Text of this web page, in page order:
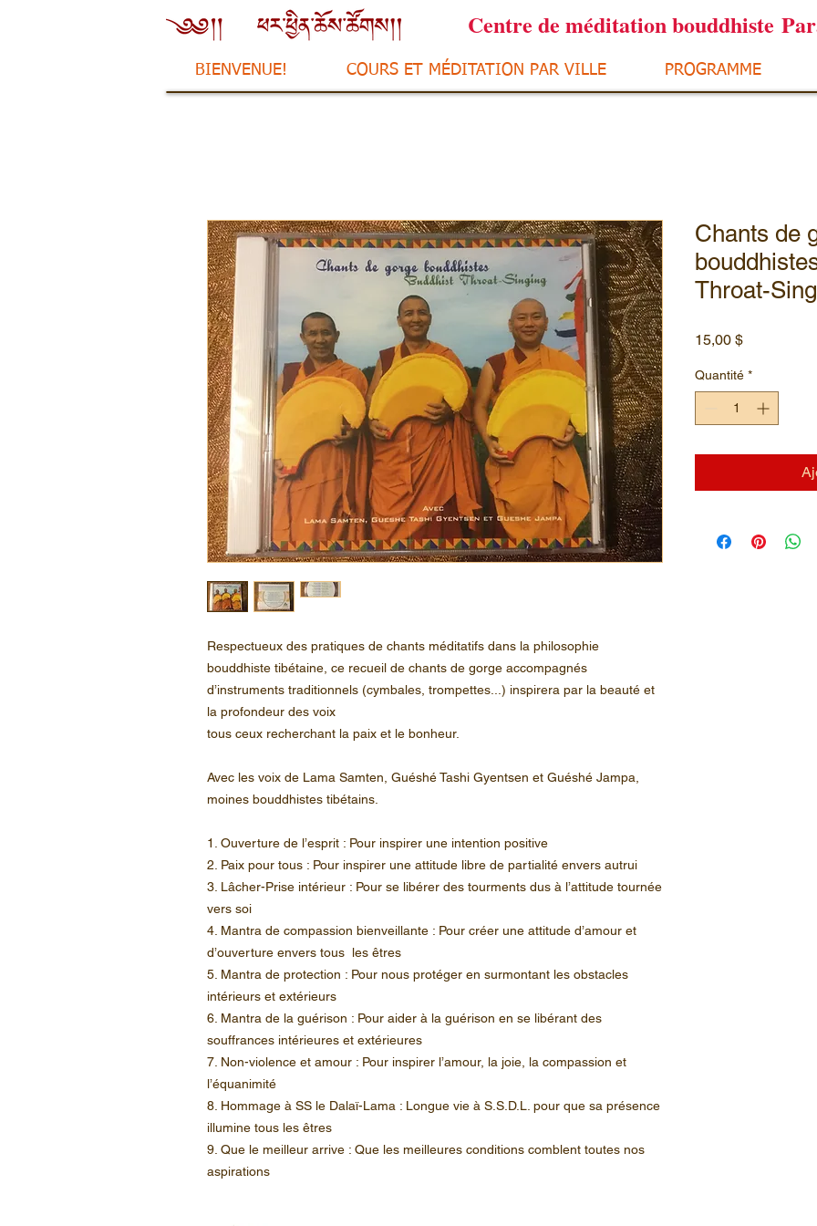
Centre de méditation bouddhiste
BIENVENUE! COURS ET MÉDITATION PAR VILLE PROGRAMME
Respectueux des pratiques de chants méditatifs dans la philosophie
bouddhiste tibétaine, ce recueil de chants de gorge accompagnés
d’instruments traditionnels (cymbales, trompettes...) inspirera par la beauté et
la profondeur des voix
tous ceux recherchant la paix et le bonheur.
Avec les voix de Lama Samten, Guéshé Tashi Gyentsen et Guéshé Jampa,
moines bouddhistes tibétains.
1. Ouverture de l’esprit : Pour inspirer une intention positive
2. Paix pour tous : Pour inspirer une attitude libre de partialité envers autrui
3. Lâcher-Prise intérieur : Pour se libérer des tourments dus à l’attitude tournée
vers soi
4. Mantra de compassion bienveillante : Pour créer une attitude d’amour et
d’ouverture envers tous les êtres
5. Mantra de protection : Pour nous protéger en surmontant les obstacles
intérieurs et extérieurs
6. Mantra de la guérison : Pour aider à la guérison en se libérant des
souffrances intérieures et extérieures
7. Non-violence et amour : Pour inspirer l’amour, la joie, la compassion et
l’équanimité
8. Hommage à SS le Dalaï-Lama : Longue vie à S.S.D.L. pour que sa présence
illumine tous les êtres
9. Que le meilleur arrive : Que les meilleures conditions comblent toutes nos
aspirations
Chants de
Throat-
15,00 $Prix
Quantité *